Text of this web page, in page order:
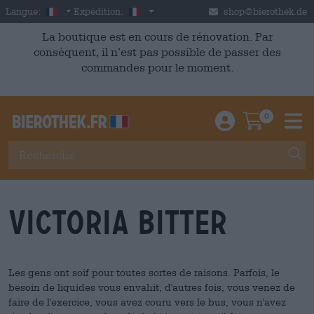
Skip to main content
Langue: French
Expédition: France shop@bierothek.de
La boutique est en cours de rénovation. Par
conséquent, il n’est pas possible de passer des
commandes pour le moment.
Einloggen /
0
Victoria Bitter
Les gens ont soif pour toutes sortes de raisons. Parfois, le
besoin de liquides vous envahit, d'autres fois, vous venez de
faire de l'exercice, vous avez couru vers le bus, vous n'avez